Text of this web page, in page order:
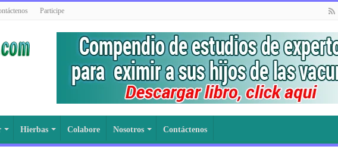
Participe
Hierbas Colabore Nosotros Contáctenos